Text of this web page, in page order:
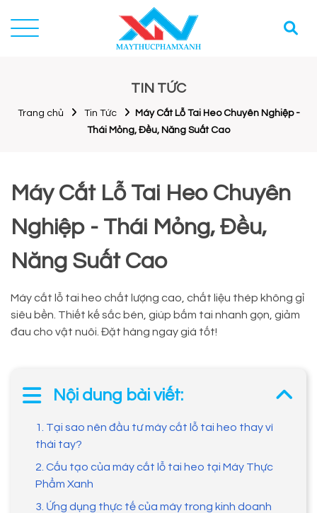
TIN TỨC
Trang chủ Tin Tức
Máy Cắt Lỗ Tai Heo Chuyên Nghiệp -
Thái Mỏng, Đều, Năng Suất Cao
Máy Cắt Lỗ Tai Heo Chuyên
Nghiệp - Thái Mỏng, Đều,
Năng Suất Cao
Máy cắt lỗ tai heo chất lượng cao, chất liệu thép không gỉ
siêu bền. Thiết kế sắc bén, giúp bấm tai nhanh gọn, giảm
đau cho vật nuôi. Đặt hàng ngay giá tốt!
Nội dung bài viết:
1. Tại sao nên đầu tư máy cắt lỗ tai heo thay vì
thái tay?
2. Cấu tạo của máy cắt lỗ tai heo tại Máy Thực
Phẩm Xanh
3. Ứng dụng thực tế của máy trong kinh doanh